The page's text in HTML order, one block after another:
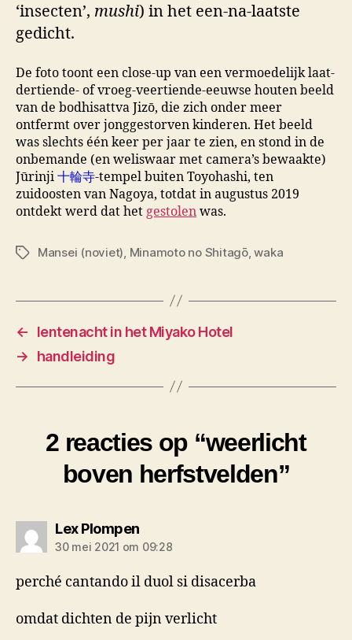
‘insecten’, mushi) in het een-na-laatste
gedicht.
De foto toont een close-up van een vermoedelijk laat-
dertiende- of vroeg-veertiende-eeuwse houten beeld
van de bodhisattva Jizō, die zich onder meer
ontfermt over jonggestorven kinderen. Het beeld
was slechts één keer per jaar te zien, en stond in de
onbemande (en weliswaar met camera’s bewaakte)
Jūrinji 十輪寺-tempel buiten Toyohashi, ten
zuidoosten van Nagoya, totdat in augustus 2019
ontdekt werd dat het gestolen was.
TagsMansei (noviet) Minamoto no Shitagō,waka
←
lentenacht in het Miyako Hotel
→
handleiding
2 reacties op “weerlicht
boven herfstvelden”
Lex Plompenzegt:
30 mei 2021 om 09:28
perché cantando il duol si disacerba
omdat dichten de pijn verlicht